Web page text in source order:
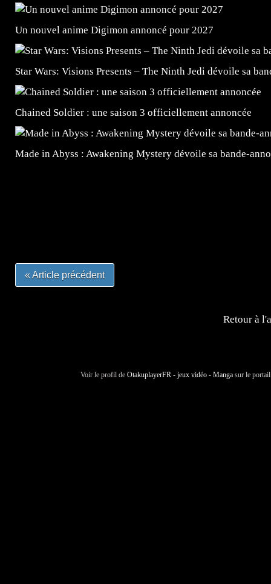
Un nouvel anime Digimon annoncé pour 2027
Star Wars: Visions Presents – The Ninth Jedi dévoile sa
Chained Soldier : une saison 3 officiellement annoncée
Made in Abyss : Awakening Mystery dévoile sa bande-
« Article précédent
Retour à
Voir le profil de OtakuplayerFR - jeux vidéo - Manga sur le